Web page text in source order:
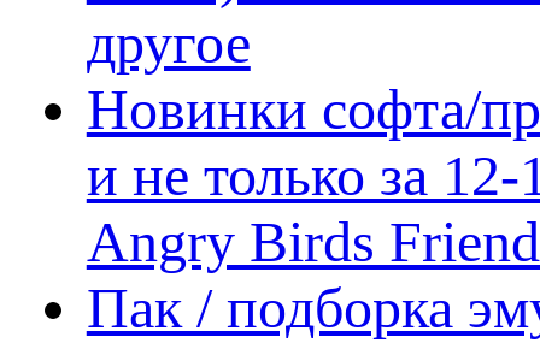
другое
Новинки софта/
и не только за
Angry Birds
Пак / подборка